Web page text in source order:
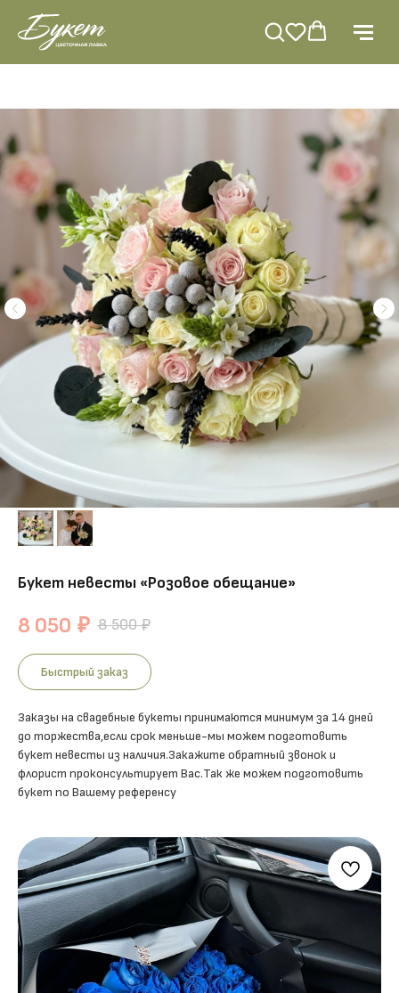
Букет невесты «Розовое обещание»
8 050 ₽ 8 500 ₽
Быстрый заказ
Заказы на свадебные букеты принимаются минимум за 14 дней
до торжества,если срок меньше-мы можем подготовить
букет невесты из наличия.Закажите обратный звонок и
флорист проконсультирует Вас.Так же можем подготовить
букет по Вашему референсу